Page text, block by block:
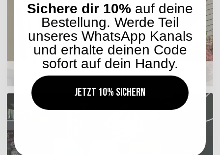
Sitzkissen
Sichere dir 10% auf deine
Bestellung. Werde Teil
unseres WhatsApp Kanals
und erhalte deinen Code
sofort auf dein Handy.
Jetzt 10% sichern